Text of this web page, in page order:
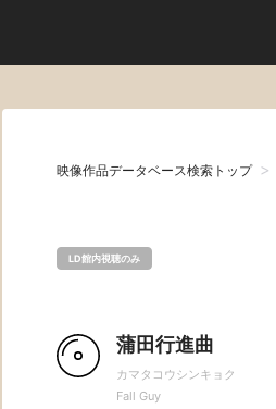
映像作品データベース検索トップ
LD館内視聴のみ
蒲田行進曲
カマタコウシンキョク
Fall Guy